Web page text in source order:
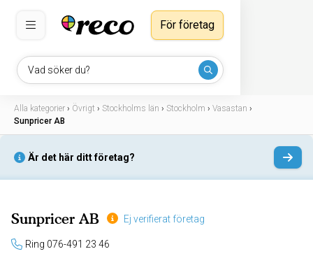
Vad söker du?
För företag
Alla kategorier › Övrigt › Stockholms län › Stockholm › Vasastan ›
Sunpricer AB
Är det här ditt företag?
Sunpricer AB Ej verifierat företag
Ring 076-491 23 46